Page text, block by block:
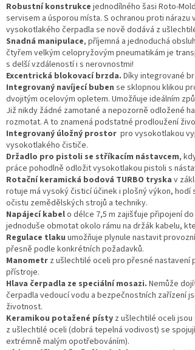
Robustní konstrukce jednodílného šasi Roto-
servisem a úsporou místa. S ochranou proti
vysokotlakého čerpadla se nově dodává z
Snadná manipulace, příjemná a jednoduchá
čtyřem velkým celopryžovým pneumatikám je
s delší vzdáleností i s nerovnostmi!
Excentrická blokovací brzda. Díky integrované
Integrovaný navíjecí buben se sklopnou klikou
dvojitým ocelovým opletem. Umožňuje ideálním
Již nikdy žádné zamotané a nepozorně odložené
rozmotat. A to znamená podstatné prodloužení
Integrovaný úložný prostor pro vysokotlakou
vysokotlakého čističe.
Držadlo pro pistoli se stříkacím nástavcem,
práce pohodlně odložit vysokotlakou pistoli s
Rotační keramická bodová TURBO tryska v
rotuje má vysoký čisticí účinek i plošný výkon,
očistu zemědělských strojů a techniky.
Napájecí kabelo délce 7,5 m zajišťuje připojení
jednoduše obmotat okolo rámu na držák kabelu,
Regulace tlaku umožňuje plynule nastavit
přesně podle konkrétních požadavků.
Manometr z ušlechtilé oceli pro přesné
přístroje.
Hlava čerpadla ze speciální mosazi. Nemůže
čerpadla vedoucí vodu a bezpečnostních zařízení
životnost.
Keramikou potažené písty z ušlechtilé oceli
z ušlechtilé oceli (dobrá tepelná vodivost) se
extrémně malým opotřebováním).